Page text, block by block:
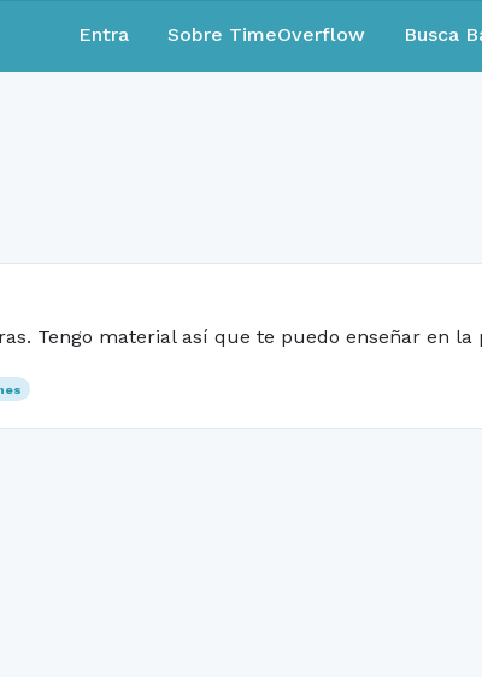
Entra Sobre TimeOverflow Busca
Tengo material así que te puedo enseñar en la